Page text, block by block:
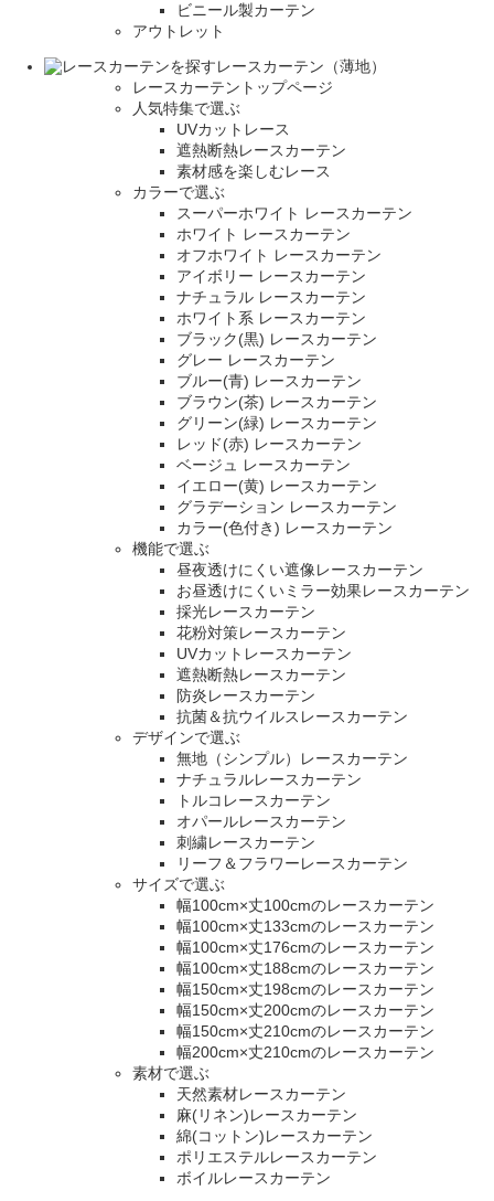
ビニール製カーテン
アウトレット
レースカーテン（薄地）
レースカーテントップページ
人気特集で選ぶ
UVカットレース
遮熱断熱レースカーテン
素材感を楽しむレース
カラーで選ぶ
スーパーホワイト レースカーテン
ホワイト レースカーテン
オフホワイト レースカーテン
アイボリー レースカーテン
ナチュラル レースカーテン
ホワイト系 レースカーテン
ブラック(黒) レースカーテン
グレー レースカーテン
ブルー(青) レースカーテン
ブラウン(茶) レースカーテン
グリーン(緑) レースカーテン
レッド(赤) レースカーテン
ベージュ レースカーテン
イエロー(黄) レースカーテン
グラデーション レースカーテン
カラー(色付き) レースカーテン
機能で選ぶ
昼夜透けにくい遮像レースカーテン
お昼透けにくいミラー効果レースカーテン
採光レースカーテン
花粉対策レースカーテン
UVカットレースカーテン
遮熱断熱レースカーテン
防炎レースカーテン
抗菌＆抗ウイルスレースカーテン
デザインで選ぶ
無地（シンプル）レースカーテン
ナチュラルレースカーテン
トルコレースカーテン
オパールレースカーテン
刺繍レースカーテン
リーフ＆フラワーレースカーテン
サイズで選ぶ
幅100cm×丈100cmのレースカーテン
幅100cm×丈133cmのレースカーテン
幅100cm×丈176cmのレースカーテン
幅100cm×丈188cmのレースカーテン
幅150cm×丈198cmのレースカーテン
幅150cm×丈200cmのレースカーテン
幅150cm×丈210cmのレースカーテン
幅200cm×丈210cmのレースカーテン
素材で選ぶ
天然素材レースカーテン
麻(リネン)レースカーテン
綿(コットン)レースカーテン
ポリエステルレースカーテン
ボイルレースカーテン